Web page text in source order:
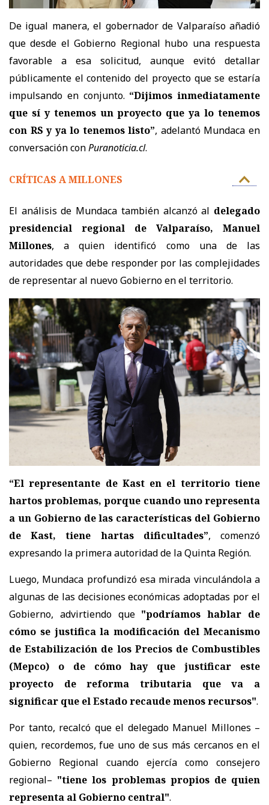
De igual manera, el gobernador de Valparaíso añadió
que desde el Gobierno Regional hubo una respuesta
favorable a esa solicitud, aunque evitó detallar
públicamente el contenido del proyecto que se estaría
impulsando en conjunto. “Dijimos inmediatamente
que sí y tenemos un proyecto que ya lo tenemos
con RS y ya lo tenemos listo”, adelantó Mundaca en
conversación conPuranoticia.cl.
CRÍTICAS A MILLONES
El análisis de Mundaca también alcanzó al delegado
presidencial regional de Valparaíso, Manuel
Millones, a quien identificó como una de las
autoridades que debe responder por las complejidades
de representar al nuevo Gobierno en el territorio.
“El representante de Kast en el territorio tiene
hartos problemas, porque cuando uno representa
a un Gobierno de las características del Gobierno
de Kast, tiene hartas dificultades”, comenzó
expresando la primera autoridad de la Quinta Región.
Luego, Mundaca profundizó esa mirada vinculándola a
algunas de las decisiones económicas adoptadas por el
Gobierno, advirtiendo que "podríamos hablar de
cómo se justifica la modificación del Mecanismo
de Estabilización de los Precios de Combustibles
(Mepco) o de cómo hay que justificar este
proyecto de reforma tributaria que va a
significar que el Estado recaude menos recursos".
Por tanto, recalcó que el delegado Manuel Millones –
quien, recordemos, fue uno de sus más cercanos en el
Gobierno Regional cuando ejercía como consejero
regional– "tiene los problemas propios de quien
representa al Gobierno central".